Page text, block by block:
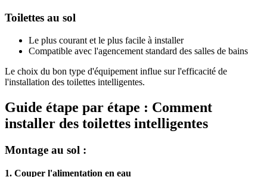
Toilettes au sol
Le plus courant et le plus facile à installer
Compatible avec l'agencement standard des salles de bains
Le choix du bon type d'équipement influe sur l'efficacité de
l'installation des toilettes intelligentes.
Guide étape par étape : Comment
installer des toilettes intelligentes
Montage au sol :
1. Couper l'alimentation en eau